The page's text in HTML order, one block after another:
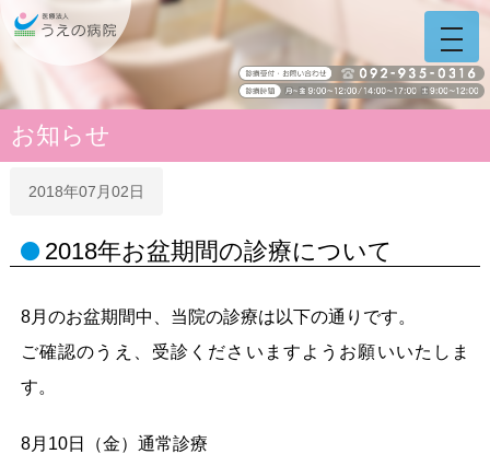
うえの病院 福岡県糟屋
う
え
の
病
院
お知らせ
2018年07月02日
2018年お盆期間の診療について
8月のお盆期間中、当院の診療は以下の通りです。
ご確認のうえ、受診くださいますようお願いいたしま
す。
8月10日 （金） 通常診療